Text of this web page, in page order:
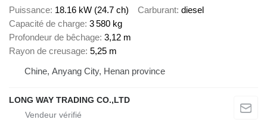
Puissance 18.16 kW (24.7 ch) Carburant diesel
Capacité de charge 3 580 kg
Profondeur de bêchage 3,12 m
Rayon de creusage 5,25 m
Chine, Anyang City, Henan province
LONG WAY TRADING CO.,LTD